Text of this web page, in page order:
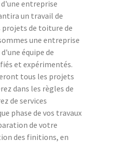
entreprise
un travail de
de toiture de
une entreprise
équipe de
et expérimentés.
tous les projets
dans les règles de
de services
phase de vos travaux
de votre
des finitions, en